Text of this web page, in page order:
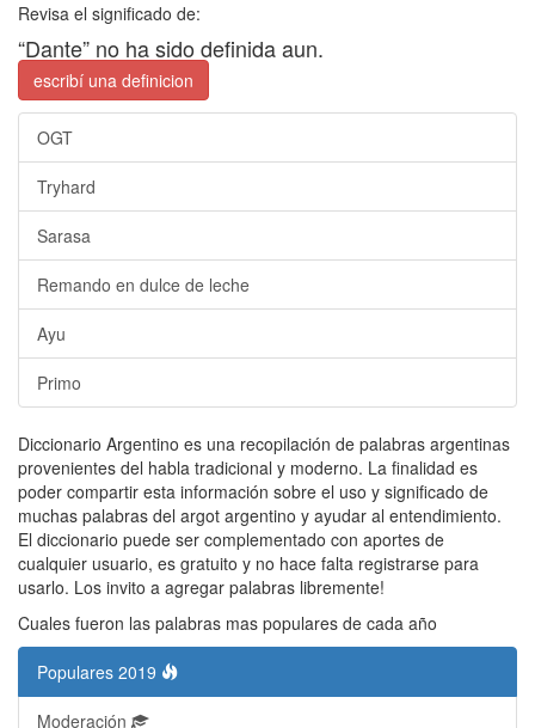
Revisa el significado de:
“Dante” no ha sido definida aun.
escribí una definicion
OGT
Tryhard
Sarasa
Remando en dulce de leche
Ayu
Primo
Diccionario Argentino es una recopilación de palabras argentinas
provenientes del habla tradicional y moderno. La finalidad es
poder compartir esta información sobre el uso y significado de
muchas palabras del argot argentino y ayudar al entendimiento.
El diccionario puede ser complementado con aportes de
cualquier usuario, es gratuito y no hace falta registrarse para
usarlo. Los invito a agregar palabras libremente!
Cuales fueron las palabras mas populares de cada año
Populares 2019
Moderación